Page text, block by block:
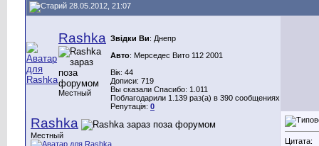
28.05.2012, 21:07
Rashka
Местный
Звідки Ви: Днепр
Авто: Мерседес Вито 112 2001
Вік: 44
Дописи: 719
Вы сказали Спасибо: 1.011
Поблагодарили 1.139 раз(а) в 390 сообщениях
Репутація: 0
Rashka
Местный
Цитата: